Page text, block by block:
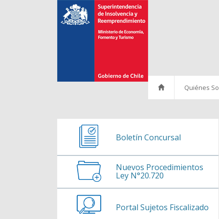
Ir al contenido
Quiénes
Autoridades
Organigrama
Boletín Concursal
Nuevos Procedimientos
Ley N°20.720
Portal Sujetos Fiscalizado